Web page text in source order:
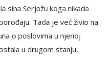
sina Serjožu koga nikada
Tada je već živio na
o poslovima u njenoj
u drugom stanju,